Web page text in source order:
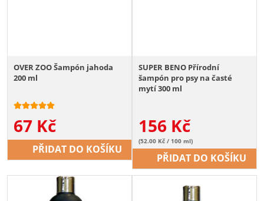
OVER ZOO Šampón jahoda
200 ml
67 Kč
PŘIDAT DO KOŠÍKU
SUPER BENO Přírodní
šampón pro psy na časté
mytí 300 ml
156 Kč
(52.00 Kč / 100 ml)
PŘIDAT DO KOŠÍKU